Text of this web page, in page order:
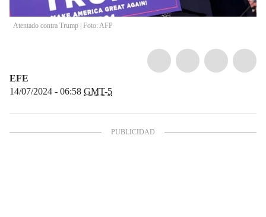
Atentado contra Trump | Foto: AFP
EFE
14/07/2024 - 06:58 GMT-5